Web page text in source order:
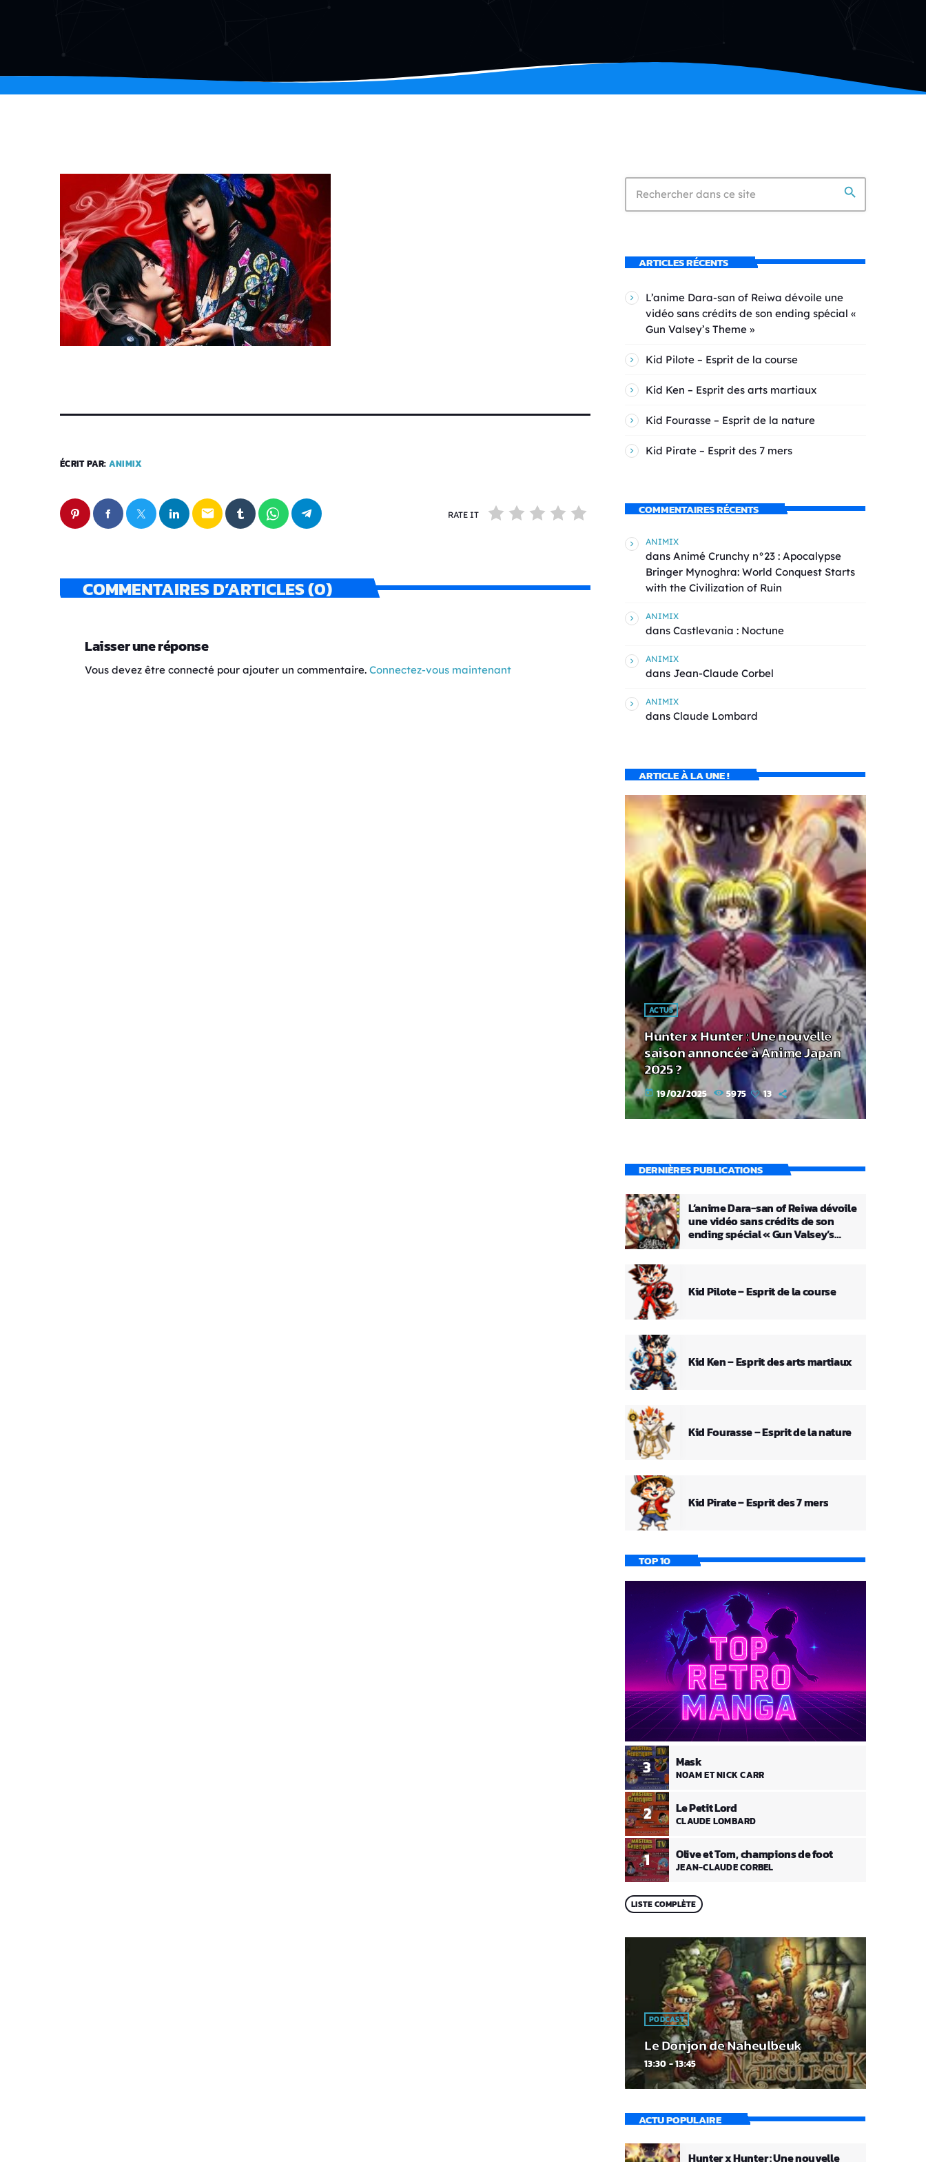
ÉCRIT PAR: ANIMIX
email RATE IT
COMMENTAIRES D’ARTICLES (0)
Laisser une réponse
Vous devez être connecté pour ajouter un commentaire. Connectez-vous maintenant
search
ARTICLES RÉCENTS
L’anime Dara-san of Reiwa dévoile une
vidéo sans crédits de son ending spécial «
Gun Valsey’s Theme »
Kid Pilote – Esprit de la course
Kid Ken – Esprit des arts martiaux
Kid Fourasse – Esprit de la nature
Kid Pirate – Esprit des 7 mers
COMMENTAIRES RÉCENTS
ANIMIX
dans Animé Crunchy n°23 : Apocalypse
Bringer Mynoghra: World Conquest Starts
with the Civilization of Ruin
ANIMIX
dans Castlevania : Noctune
ANIMIX
dans Jean-Claude Corbel
ANIMIX
dans Claude Lombard
ARTICLE À LA UNE !
ACTUS
Hunter x Hunter : Une nouvelle
saison annoncée à Anime Japan
2025 ?
today 19/02/2025 5975 13
DERNIÈRES PUBLICATIONS
L’anime Dara-san of Reiwa dévoile
une vidéo sans crédits de son
ending spécial « Gun Valsey’s
Kid Pilote – Esprit de la course
Kid Ken – Esprit des arts martiaux
Kid Fourasse – Esprit de la nature
Kid Pirate – Esprit des 7 mers
TOP 10
1 Olive et Tom, champions de foot
JEAN-CLAUDE CORBEL
2 Le Petit Lord
CLAUDE LOMBARD
3 Mask
NOAM ET NICK CARR
LISTE COMPLÈTE
PODCAST
Le Donjon de Naheulbeuk
13:30 - 13:45
ACTU POPULAIRE
Hunter x Hunter : Une nouvelle